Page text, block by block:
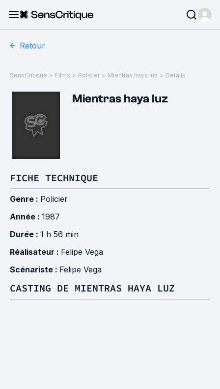
Retour
SensCritique > Films > Policier > Mientras haya luz > Details
Mientras haya luz
FICHE TECHNIQUE
Genre : Policier
Année : 1987
Durée : 1 h 56 min
Réalisateur : Felipe Vega
Scénariste : Felipe Vega
CASTING DE MIENTRAS HAYA LUZ